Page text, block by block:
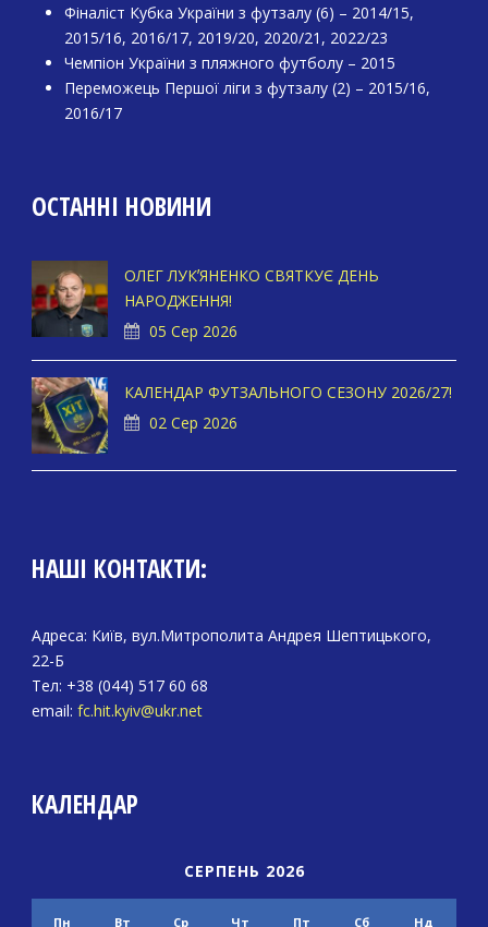
Фіналіст Кубка України з футзалу (6) – 2014/15,
2015/16, 2016/17, 2019/20, 2020/21, 2022/23
Чемпіон України з пляжного футболу – 2015
Переможець Першої ліги з футзалу (2) – 2015/16,
2016/17
ОСТАННІ НОВИНИ
ОЛЕГ ЛУКʼЯНЕНКО СВЯТКУЄ ДЕНЬ
НАРОДЖЕННЯ!
05 Сер 2026
КАЛЕНДАР ФУТЗАЛЬНОГО СЕЗОНУ 2026/27!
02 Сер 2026
НАШІ КОНТАКТИ:
Адреса: Київ, вул.Митрополита Андрея Шептицького,
22-Б
Тел: +38 (044) 517 60 68
email: fc.hit.kyiv@ukr.net
КАЛЕНДАР
СЕРПЕНЬ 2026
Пн Вт Ср Чт Пт Сб Нд